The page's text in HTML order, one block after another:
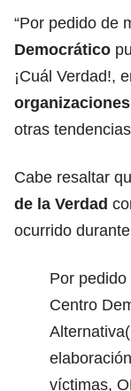
“Por pedido de
Democrático
¡Cuál Verdad!,
otras
Cabe resaltar
de la Verdad
ocurrido
Por
Centro
víctimas,